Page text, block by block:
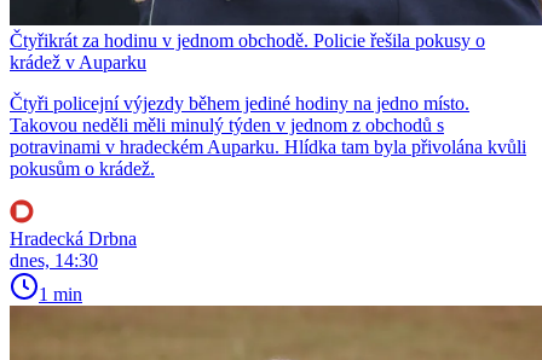
Čtyřikrát za hodinu v jednom obchodě. Policie řešila pokusy o
krádež v Auparku
Čtyři policejní výjezdy během jediné hodiny na jedno místo.
Takovou neděli měli minulý týden v jednom z obchodů s
potravinami v hradeckém Auparku. Hlídka tam byla přivolána kvůli
pokusům o krádež.
Hradecká Drbna
dnes, 14:30
1 min